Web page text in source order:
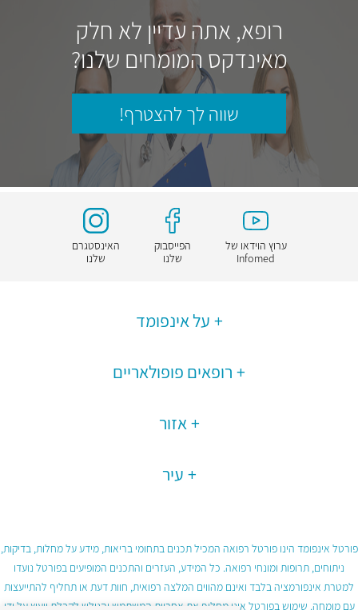
רופא, אתה עדיין לא חלק
מאינדקס המומחים שלנו?
שווה לך להצטרף!
ערוץ הוידאו של
Infomed
הפייסבוק
שלנו
האינסטגרם
שלנו
על אינפומד
רופאים פופולאריים
אזור
עיר
פורטל אינפומד הינו פורטל רפואה המכיל תכנים בתחומי בריאות, מידע על מחלות, בדיקות,
ניתוחים, תרופות ומונחי רפואה. כל המידע, העזרים והתכנים המופיעים בפורטל נועדו
למטרת אינפורמציה בלבד ואינם מהווים המלצה רפואית, חוות דעת או תחליף להתייעצות
עם מומחה. שימוש בפורטל אינו מחליף את אחריות המשתמש והגולש לקבלת ייעוץ על ידי